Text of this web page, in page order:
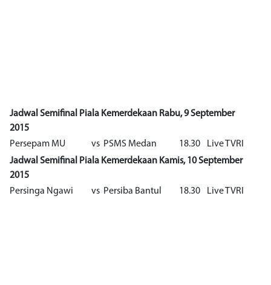
Jadwal Semifinal Piala Kemerdekaan Rabu, 9 September
2015
Persepam MU
vs PSMS Medan 18.30
Live TVRI
Jadwal Semifinal Piala Kemerdekaan Kamis, 10 September
2015
Persinga Ngawi
vs Persiba Bantul 18.30 Live TVRI